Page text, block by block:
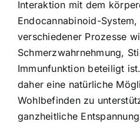
Interaktion mit dem
Endocannabinoid-
verschiedener Prozesse
Schmerzwahrnehmung,
Immunfunktion beteiligt
daher eine natürliche
Wohlbefinden zu
ganzheitliche